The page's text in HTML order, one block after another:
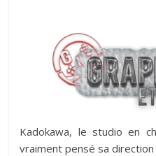
Kadokawa, le studio en
vraiment pensé sa